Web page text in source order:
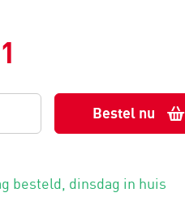
Bestel nu
besteld, dinsdag in huis